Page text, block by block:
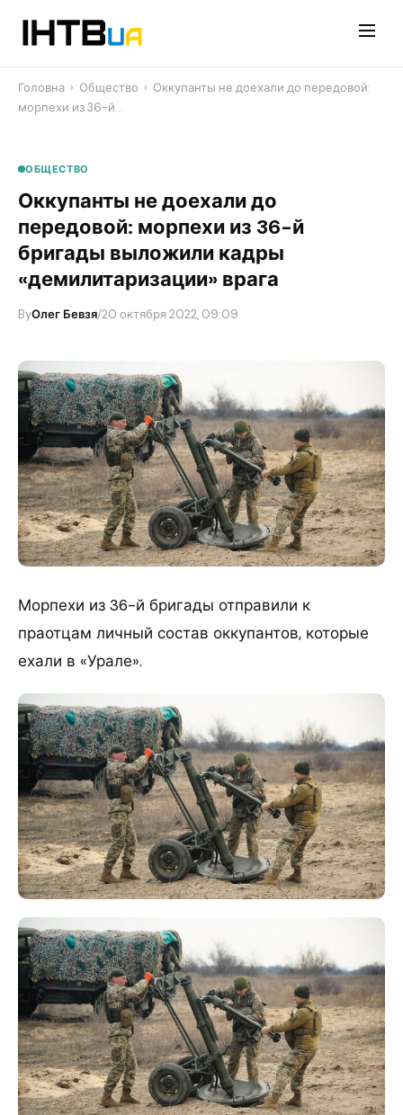
Головна › Общество › ​Оккупанты не доехали до передовой:
морпехи из 36-й…
ОБЩЕСТВО
​Оккупанты не доехали до
передовой: морпехи из 36-й
бригады выложили кадры
«демилитаризации» врага
ByОлег Бевзя/20 октября 2022, 09:09
Морпехи из 36-й бригады отправили к
праотцам личный состав оккупантов, которые
ехали в «Урале».